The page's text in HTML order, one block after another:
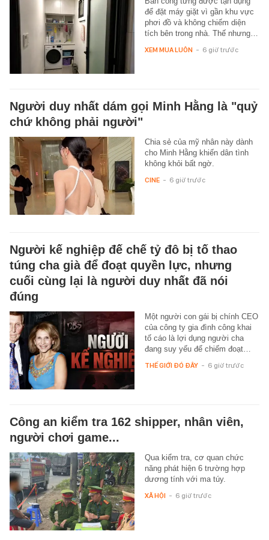
để đặt máy giặt vì gần khu vực
phơi đồ và không chiếm diện
tích bên trong nhà. Thế nhưng…
XEM MUA LUÔN - 6 giờ trước
Người duy nhất dám gọi Minh Hằng là "quỷ
chứ không phải người"
Chia sẻ của mỹ nhân này dành
cho Minh Hằng khiến dân tình
không khỏi bất ngờ.
CINE - 6 giờ trước
Người kế nghiệp đế chế tỷ đô bị tố thao
túng cha già để đoạt quyền lực, nhưng
cuối cùng lại là người duy nhất đã nói
đúng
Một người con gái bị chính CEO
của công ty gia đình công khai
tố cáo là lợi dụng người cha
đang suy yếu để chiếm đoạt…
THẾ GIỚI ĐÓ ĐÂY - 6 giờ trước
Công an kiểm tra 162 shipper, nhân viên,
người chơi game...
Qua kiểm tra, cơ quan chức
năng phát hiện 6 trường hợp
dương tính với ma túy.
XÃ HỘI - 6 giờ trước